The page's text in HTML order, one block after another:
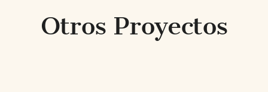
Otros Proyectos